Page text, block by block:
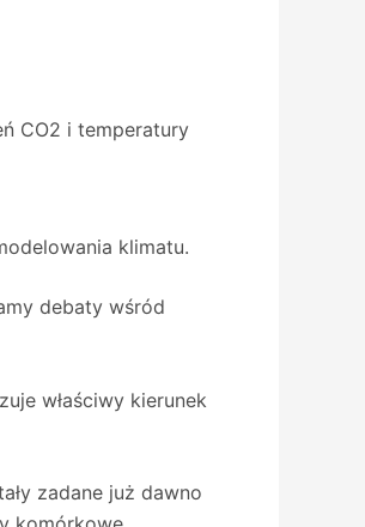
CO2 i temperatury
klimatu.
debaty wśród
właściwy kierunek
zadane już dawno